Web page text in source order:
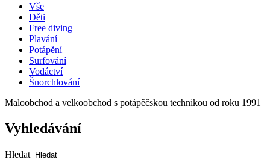
Vše
Děti
Free diving
Plavání
Potápění
Surfování
Vodáctví
Šnorchlování
Maloobchod a velkoobchod s potápěčskou technikou od roku 1991
Vyhledávání
Hledat